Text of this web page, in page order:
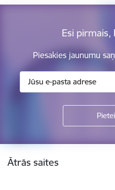
Esi pirmais,
Piesakies jaunumu
Kājene
Ātrās saites